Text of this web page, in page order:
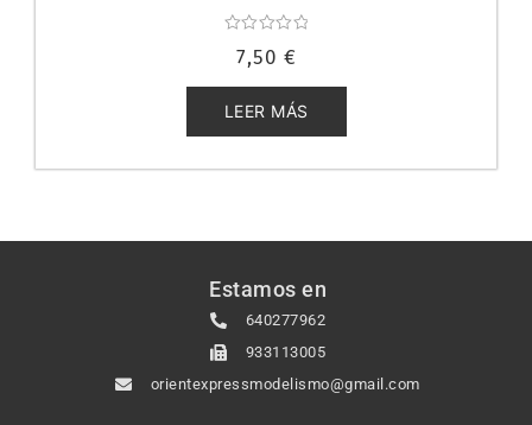
con
de
5
7,50 €
LEER MÁS
Estamos en
640277962
933113005
orientexpressmodelismo@gmail.com